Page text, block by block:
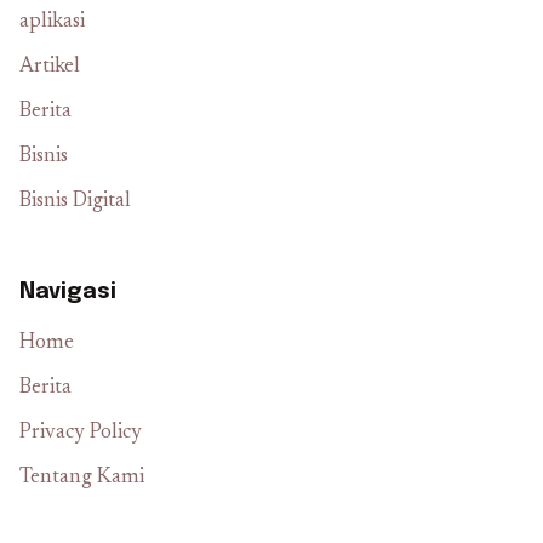
aplikasi
Artikel
Berita
Bisnis
Bisnis Digital
Navigasi
Home
Berita
Privacy Policy
Tentang Kami